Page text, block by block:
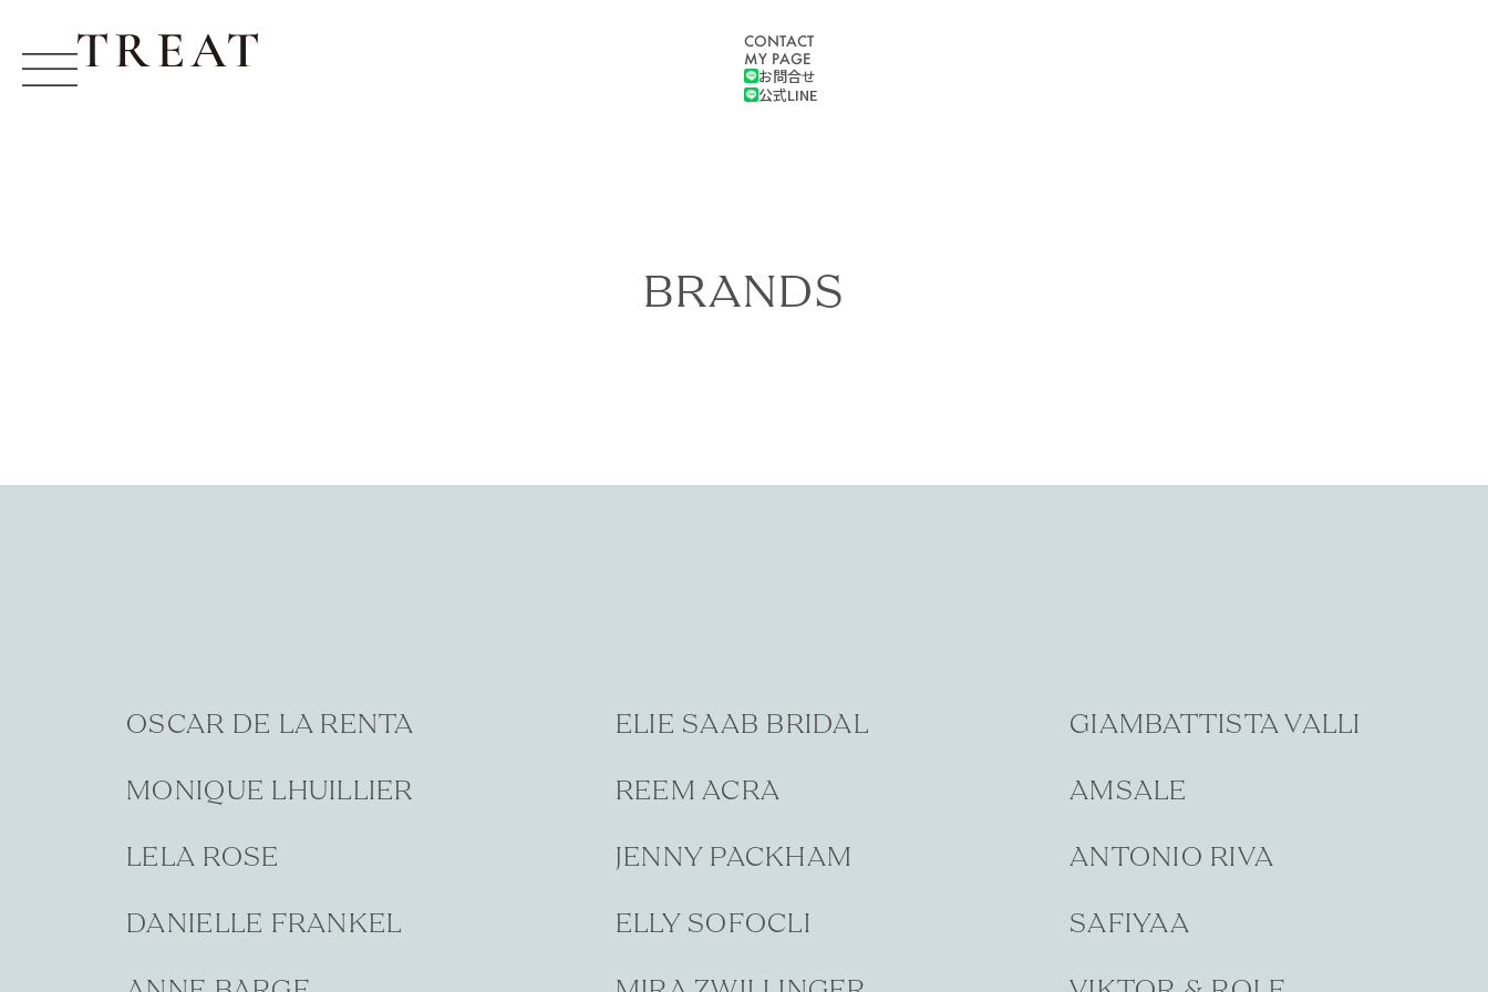
CONTACT
MY PAGE
お問合せ
公式LINE
BRANDS
OSCAR DE LA RENTA ELIE SAAB BRIDAL GIAMBATTISTA VALLI
MONIQUE LHUILLIER REEM ACRA AMSALE
LELA ROSE JENNY PACKHAM ANTONIO RIVA
DANIELLE FRANKEL ELLY SOFOCLI SAFIYAA